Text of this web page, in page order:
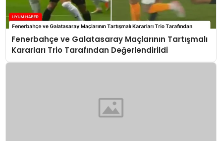
Fenerbahçe ve Galatasaray Maçlarının Tartışmalı
Kararları Trio Tarafından Değerlendirildi